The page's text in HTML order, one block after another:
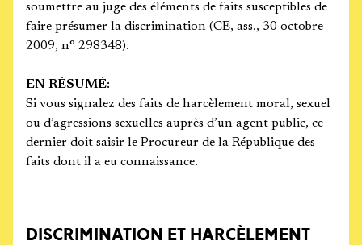
soumettre au juge des éléments de faits susceptibles de
faire présumer la discrimination (CE, ass., 30 octobre
2009, n° 298348).
EN RÉSUMÉ:
Si vous signalez des faits de harcèlement moral, sexuel
ou d’agressions sexuelles auprès d’un agent public, ce
dernier doit saisir le Procureur de la République des
faits dont il a eu connaissance.
DISCRIMINATION ET HARCÈLEMENT